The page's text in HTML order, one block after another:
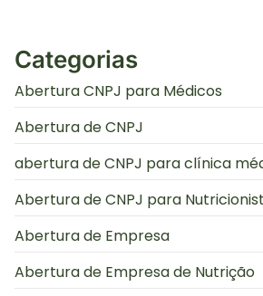
Categorias
Abertura CNPJ para Médicos
Abertura de CNPJ
abertura de CNPJ para clínica
Abertura de CNPJ para
Abertura de Empresa
Abertura de Empresa de Nutrição